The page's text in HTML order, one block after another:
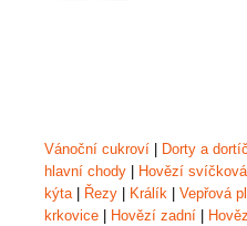
Vánoční cukroví Dorty a
hlavní chody
Hovězí svíčková
kýta| Řezy Králík Vepřová
krkovice
Hovězí zadní